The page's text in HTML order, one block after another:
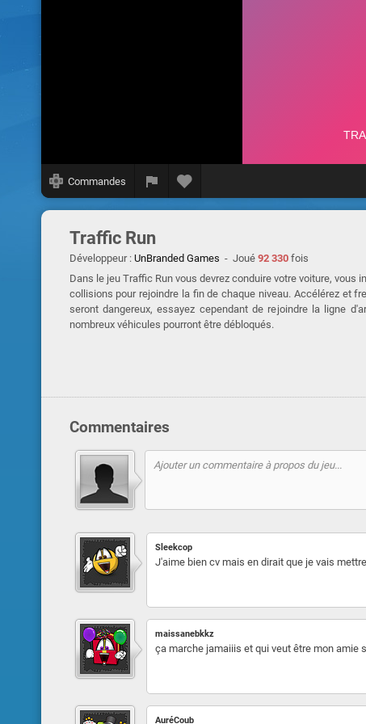
Commandes
Traffic Run
Développeur : UnBranded Games - Joué 92 330fois
Dans le jeu Traffic Run vous devrez conduire votre voiture,
collisions pour rejoindre la fin de chaque niveau. Accélérez et
seront dangereux, essayez cependant de rejoindre la ligne
nombreux véhicules pourront être débloqués.
Commentaires
Sleekcop
J'aime bien cv mais en dirait que je vais
maissanebkkz
ça marche jamaiiis et qui veut être mon amie
AuréCoub